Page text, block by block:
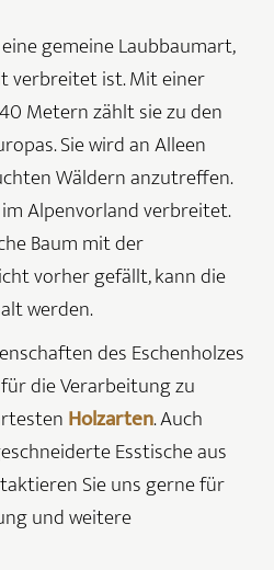
gemeine Laubbaumart,
verbreitet ist. Mit einer
Metern zählt sie zu den
Sie wird an Alleen
Wäldern anzutreffen.
Alpenvorland verbreitet.
Baum mit der
vorher gefällt, kann die
werden.
des Eschenholzes
die Verarbeitung zu
Holzarten. Auch
Esstische aus
Sie uns gerne für
und weitere